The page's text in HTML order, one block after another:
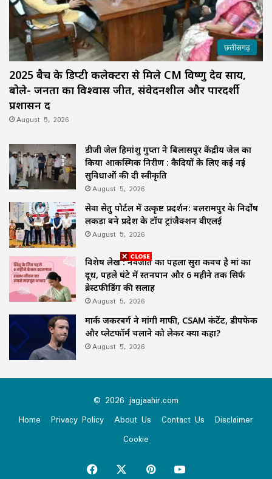
छत्तीसगढ़
2025 बैच के डिप्टी कलेक्टरों से मिले CM विष्णु देव साय,
बोले- जनता का विश्वास जीतें, संवेदनशील और पारदर्शी
प्रशासन दें
August 5, 2026
डीजी जेल हिमांशु गुप्ता ने बिलासपुर केंद्रीय जेल का
किया आकस्मिक निरीक्षण : कैदियों के लिए कई नई
सुविधाओं की दी स्वीकृति
August 5, 2026
सेवा सेतु पोर्टल में उत्कृष्ट प्रदर्शन: बलरामपुर के निर्दोष
लकड़ा बने प्रदेश के टॉप ट्रांजैक्शन वीएलई
August 5, 2026
विशेष लेख : नवजात का पहला सुरक्षा कवच है मां का
दूध, पहले घंटे में स्तनपान और 6 महीने तक सिर्फ
ब्रेस्टफीडिंग की सलाह
August 5, 2026
मार्क जकरबर्ग ने मांगी माफी, CSAM कंटेंट, डीपफेक
और प्लेटफॉर्म चलाने को लेकर क्या कहा?
August 5, 2026
© 2026 jagjaahir.com
Home
Privacy Policy About Us Contact Us
Disclaimer
Cookie
Facebook PinterestYouTube